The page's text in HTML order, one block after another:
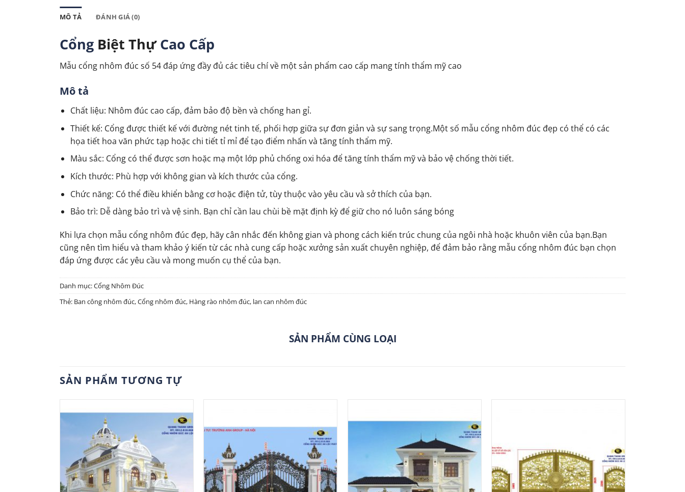
MÔ TẢ ĐÁNH GIÁ (0)
Cổng Biệt ThựCao Cấp
Mẫu cổng nhôm đúc số 54 đáp ứng đầy đủ các tiêu chí về một sản phẩm cao cấp mang tính thẩm mỹ cao
Mô tả
Chất liệu: Nhôm đúc cao cấp, đảm bảo độ bền và chống han gỉ.
Thiết kế: Cổng được thiết kế với đường nét tinh tế, phối hợp giữa sự đơn giản và sự sang trọng.Một số mẫu cổng nhôm đúc đẹp có thể có các
họa tiết hoa văn phức tạp hoặc chi tiết tỉ mỉ để tạo điểm nhấn và tăng tính thẩm mỹ.
Màu sắc: Cổng có thể được sơn hoặc mạ một lớp phủ chống oxi hóa để tăng tính thẩm mỹ và bảo vệ chống thời tiết.
Kích thước: Phù hợp với không gian và kích thước của cổng.
Chức năng: Có thể điều khiển bằng cơ hoặc điện tử, tùy thuộc vào yêu cầu và sở thích của bạn.
Bảo trì: Dễ dàng bảo trì và vệ sinh. Bạn chỉ cần lau chùi bề mặt định kỳ để giữ cho nó luôn sáng bóng
Khi lựa chọn mẫu cổng nhôm đúc đẹp, hãy cân nhắc đến không gian và phong cách kiến trúc chung của ngôi nhà hoặc khuôn viên của bạn.Bạn
cũng nên tìm hiểu và tham khảo ý kiến từ các nhà cung cấp hoặc xưởng sản xuất chuyên nghiệp, để đảm bảo rằng mẫu cổng nhôm đúc bạn chọn
đáp ứng được các yêu cầu và mong muốn cụ thể của bạn.
Danh mục:Cổng Nhôm Đúc
Thẻ: Ban công nhôm đúc,Cổng nhôm đúc, Hàng rào nhôm đúc, lan can nhôm đúc
SẢN PHẨM CÙNG LOẠI
SẢN PHẨM TƯƠNG TỰ